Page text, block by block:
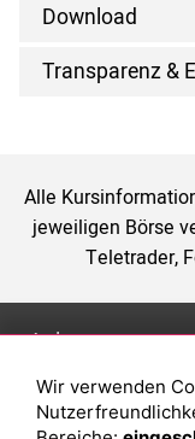
Download
Transparenz &
Alle
jeweiligen Börse
Teletrader,
Anlage
Depot eröffnen
Depot vergleichen
Wir verwenden